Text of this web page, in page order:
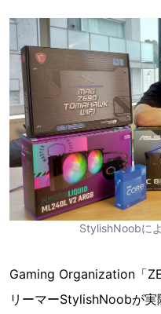
StylishNoobに
Gaming Organization「
リーマーStylishNoobが